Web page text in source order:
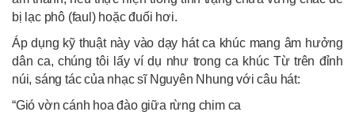
bị lạc phô (faul) hoặc đuối hơi.
Áp dụng kỹ thuật này vào dạy hát ca khúc mang âm hưởng
dân ca, chúng tôi lấy ví dụ như trong ca khúc Từ trên đỉnh
núi, sáng tác của nhạc sĩ Nguyên Nhung với câu hát:
“Gió vờn cánh hoa đào giữa rừng chim ca